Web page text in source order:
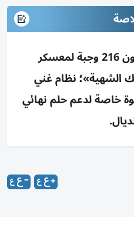
طهاة نرويجيون يجهزون 216 وجبة لمعسكر
الشهية»؛ نظام غني
خاصة لدعم حلم نهائي